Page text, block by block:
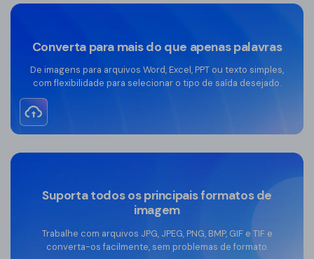
Converta para mais do que apenas palavras
De imagens para arquivos Word, Excel, PPT ou texto simples,
com flexibilidade para selecionar o tipo de saída desejado.
Suporta todos os principais formatos de
imagem
Trabalhe com arquivos JPG, JPEG, PNG, BMP, GIF e TIF e
converta-os facilmente, sem problemas de formato.